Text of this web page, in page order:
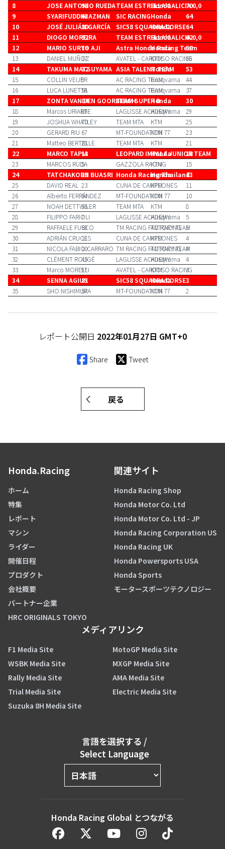
8
JOSE ANTONIO RUEDA
95 TEAM ESTRELLA GALICIA 0,0
Honda
70
9
SYARIFUDDIN AZMAN
63 SIC RACINGHonda
64
10
JOSÉ JULIÁN GARCÍA
20 SIC58 SQUADRA CORSE
Honda
64
11
DIOGO MOREIRA
92 TEAM ESTRELLA GALICIA 0,0
Honda
62
12
MARIO SURYO AJI
16 Astra Honda Racing Team
Honda
58
13
DANIEL MUÑOZ
17 AVATEL - CARDOSO RACING
KTM
56
14
TAKUMA MATSUYAMA
32 ASIA TALENT TEAM
Honda
53
15
COLLIN VEIJER
9 AC RACING TEAMHusqvarna
44
16
LUCA LUNETTA
58 AC RACING TEAMHusqvarna
37
17
ZONTA VAN DEN GOORBERGH
84 TEAM SUPER BHonda
30
18
Marcos URIARTE
89 LAGLISSE ACADEMY
Husqvarna
29
19
JOSHUA WHATLEY
70 TEAM MTA KTM
25
20
GERARD RIU 67 MT-FOUNDATION 77
KTM
23
21
Matteo BERTELLE
28 TEAM MTA KTM
21
22
MARCO TAPIA
13 LEOPARD IMPALA JUNIOR TEAM
Honda
18
23
MARCOS RUDA
5 GAZZOLA RACING
KTM
15
24
TATCHAKORN BUASRI
33 Honda Racing Thailand
Honda
13
25
DAVID REAL 23 CUNA DE CAMPEONES
KTM
11
26
Alberto FERRÁNDEZ
54 MT-FOUNDATION 77
KTM
10
27
NOAH DETTWILER
55 TEAM MTA KTM
8
28
FILIPPO FARIOLI
7 LAGLISSE ACADEMY
Husqvarna
5
29
RAFFAELE FUSCO
69 TM RACING FACTORY TEAM
TM RACING 5
30
ADRIÁN CRUCES
11 CUNA DE CAMPEONES
KTM
4
31
NICOLA FABIO CARRARO
10 TM RACING FACTORY TEAM
TM RACING 4
32
CLÉMENT ROUGÉ
45 LAGLISSE ACADEMY
Husqvarna
4
33
Marco MORELLI
97 AVATEL - CARDOSO RACING
KTM
3
34
SENNA AGIUS
81 SIC58 SQUADRA CORSE
Honda
3
35
SHO NISHIMURA
57 MT-FOUNDATION 77
KTM 2
レポート公開日 2022年01月27日 GMT+0
Share Tweet
戻る
Honda.Racing
ホーム
特集
レポート
マシン
ライダー
開催日程
プロダクト
会社概要
パートナー企業
HRC ORIGINALS TOKYO
関連サイト
Honda Racing Shop
Honda Motor Co. Ltd
Honda Motor Co. Ltd - JP
Honda Racing Corporation US
Honda Racing UK
Honda Powersports USA
Honda Sports
モータースポーツテクノロジー
メディアリンク
F1 Media Site
MotoGP Media Site
WSBK Media Site
MXGP Media Site
Rally Media Site
AMA Media Site
Trial Media Site
Electric Media Site
Suzuka 8H Media Site
言語を選択する /
Select Language
Honda Racing Global とつながる